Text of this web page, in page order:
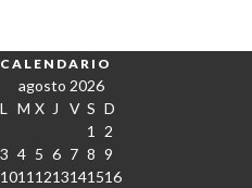
CALENDARIO
agosto 2026
L
M X J V S D
1
2
3 4 5 6 7 8 9
1011 1213141516